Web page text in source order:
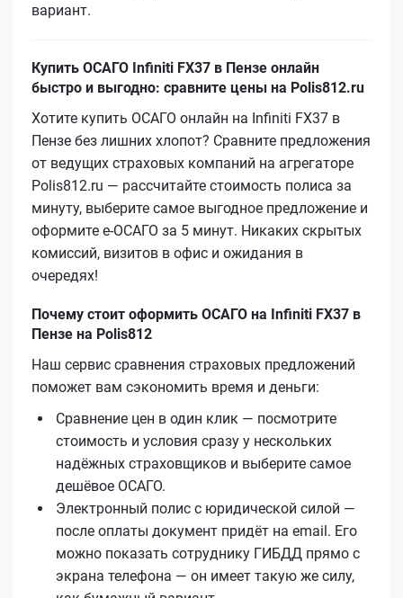
вариант.
Купить ОСАГО Infiniti FX37 в Пензе онлайн
быстро и выгодно: сравните цены на Polis812.ru
Хотите купить ОСАГО онлайн на Infiniti FX37 в
Пензе без лишних хлопот? Сравните предложения
от ведущих страховых компаний на агрегаторе
Polis812.ru — рассчитайте стоимость полиса за
минуту, выберите самое выгодное предложение и
оформите е‑ОСАГО за 5 минут. Никаких скрытых
комиссий, визитов в офис и ожидания в
очередях!
Почему стоит оформить ОСАГО на Infiniti FX37 в
Пензе на Polis812
Наш сервис сравнения страховых предложений
поможет вам сэкономить время и деньги:
Сравнение цен в один клик — посмотрите
стоимость и условия сразу у нескольких
надёжных страховщиков и выберите самое
дешёвое ОСАГО.
Электронный полис с юридической силой —
после оплаты документ придёт на email. Его
можно показать сотруднику ГИБДД прямо с
экрана телефона — он имеет такую же силу,